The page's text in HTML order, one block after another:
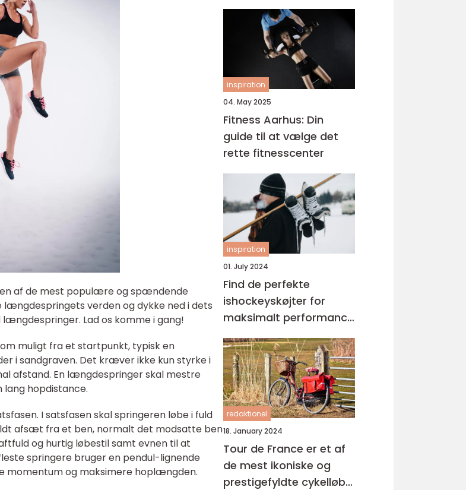
af de mest populære og spændende
længdespringets verden og dykke ned i dets
Lad os komme i gang!
muligt fra et startpunkt, typisk en
i sandgraven. Det kræver ikke kun styrke i
afstand. En længdespringer skal mestre
lang hopdistance.
I satsfasen skal springeren løbe i fuld
afsæt fra et ben, normalt det modsatte ben
og hurtig løbestil samt evnen til at
springere bruger en pendul-lignende
og maksimere hoplængden.
inspiration
04. May 2025
Fitness Aarhus: Din
guide til at vælge det
rette fitnesscenter
inspiration
01. July 2024
Find de perfekte
ishockeyskøjter for
maksimalt performance
på isen
redaktionel
18. January 2024
Tour de France er et af
de mest ikoniske og
prestigefyldte cykelløb i